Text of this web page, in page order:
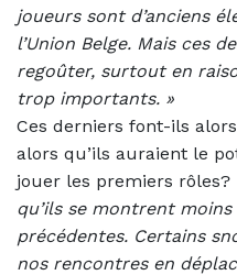
joueurs sont d’anciens
l’Union Belge. Mais ces
regoûter, surtout en
trop importants. »
Ces derniers font-ils
alors qu’ils auraient le
jouer les premiers rôles?
qu’ils se montrent
précédentes. Certains
nos rencontres en